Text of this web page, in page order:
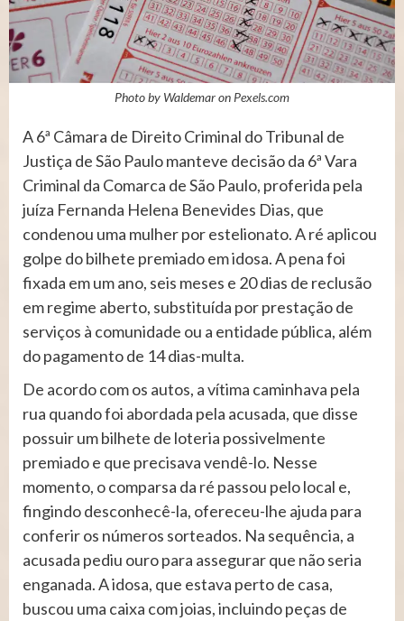
Photo by Waldemar on Pexels.com
A 6ª Câmara de Direito Criminal do Tribunal de
Justiça de São Paulo manteve decisão da 6ª Vara
Criminal da Comarca de São Paulo, proferida pela
juíza Fernanda Helena Benevides Dias, que
condenou uma mulher por estelionato. A ré aplicou
golpe do bilhete premiado em idosa. A pena foi
fixada em um ano, seis meses e 20 dias de reclusão
em regime aberto, substituída por prestação de
serviços à comunidade ou a entidade pública, além
do pagamento de 14 dias-multa.
De acordo com os autos, a vítima caminhava pela
rua quando foi abordada pela acusada, que disse
possuir um bilhete de loteria possivelmente
premiado e que precisava vendê-lo. Nesse
momento, o comparsa da ré passou pelo local e,
fingindo desconhecê-la, ofereceu-lhe ajuda para
conferir os números sorteados. Na sequência, a
acusada pediu ouro para assegurar que não seria
enganada. A idosa, que estava perto de casa,
buscou uma caixa com joias, incluindo peças de